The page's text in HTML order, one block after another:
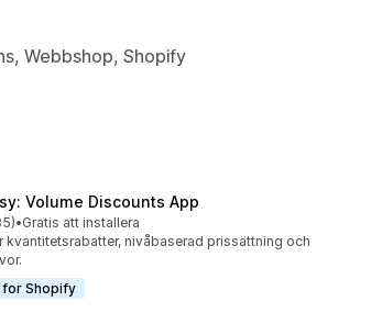
Webbshop, Shopify
Volume Discounts App
totalt
•Gratis att installera
kvantitetsrabatter, nivåbaserad prissättning och
for Shopify